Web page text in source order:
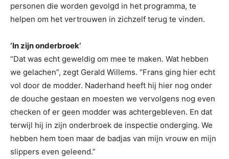
personen die worden gevolgd in het programma, te
helpen om het vertrouwen in zichzelf terug te vinden.
‘In zijn onderbroek’
“Dat was echt geweldig om mee te maken. Wat hebben
we gelachen”, zegt Gerald Willems. “Frans ging hier echt
vol door de modder. Naderhand heeft hij hier nog onder
de douche gestaan en moesten we vervolgens nog even
checken of er geen modder was achtergebleven. En dat
terwijl hij in zijn onderbroek de inspectie onderging. We
hebben hem toen maar de badjas van mijn vrouw en mijn
slippers even geleend.”